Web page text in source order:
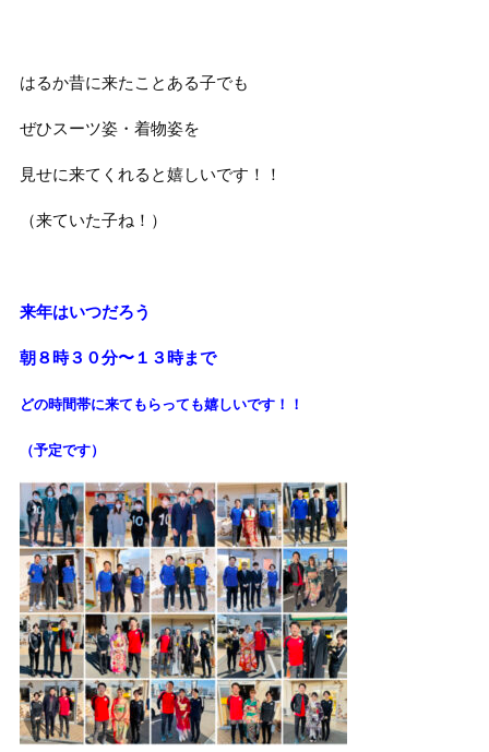
はるか昔に来たことある子でも
ぜひスーツ姿・着物姿を
見せに来てくれると嬉しいです！！
（来ていた子ね！）
来年はいつだろう
朝８時３０分〜１３時まで
どの時間帯に来てもらっても嬉しいです！！
（予定です）